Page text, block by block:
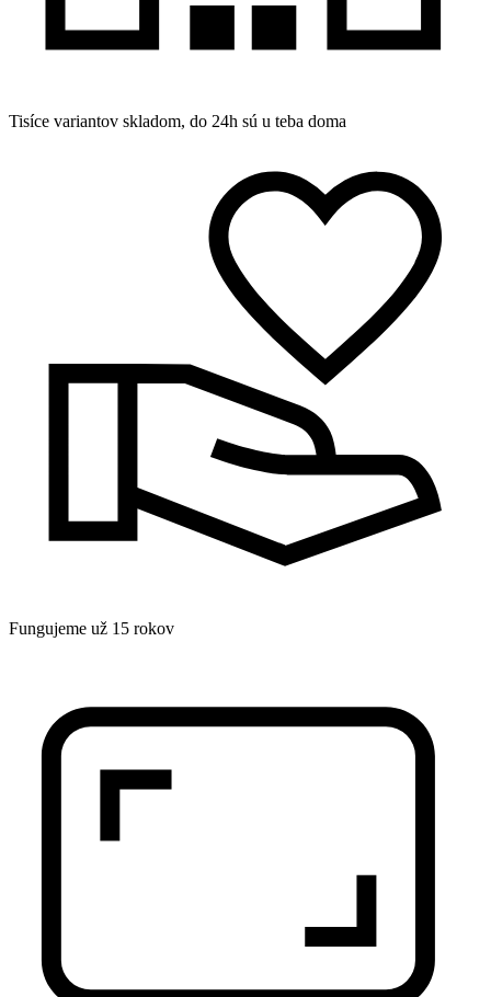
Tisíce variantov skladom, do 24h sú u teba doma
Fungujeme už 15 rokov